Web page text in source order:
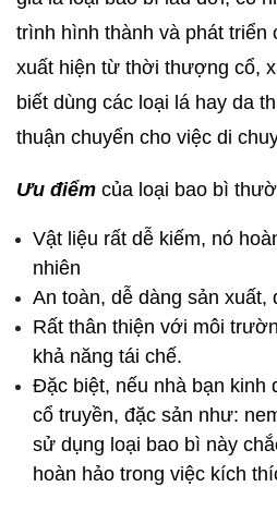
trình hình thành và phát triển
xuất hiện từ thời thượng cổ,
biết dùng các loại lá hay da
thuận chuyển cho việc di
Ưu điểm của loại bao bì
Vật liệu rất dễ kiếm, nó
nhiên
An toàn, dễ dàng sản xuất,
Rất thân thiện với môi
khả năng tái chế.
Đặc biệt, nếu nhà bạn kinh
cổ truyền, đặc sản như:
sử dụng loại bao bì này
hoàn hảo trong việc kích